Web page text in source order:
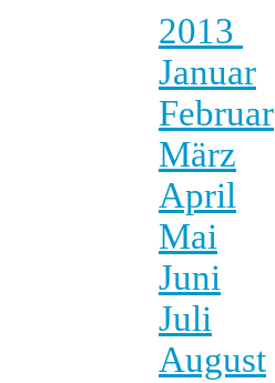
2013
Januar
Februar
März
April
Mai
Juni
Juli
August